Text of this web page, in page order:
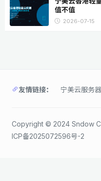
值不值
2026-07-15
友情链接： 宁美云服务器
Copyright © 2024 Sndow
ICP备2025072596号-2